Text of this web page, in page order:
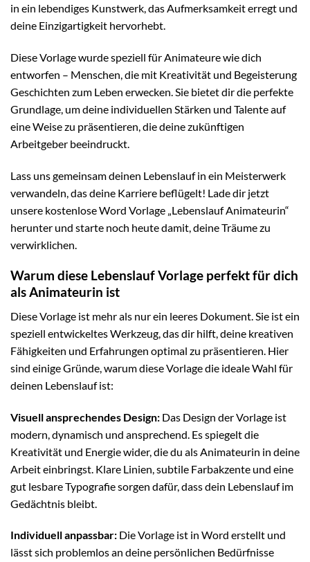
in ein lebendiges Kunstwerk, das Aufmerksamkeit erregt und
deine Einzigartigkeit hervorhebt.
Diese Vorlage wurde speziell für Animateure wie dich
entworfen – Menschen, die mit Kreativität und Begeisterung
Geschichten zum Leben erwecken. Sie bietet dir die perfekte
Grundlage, um deine individuellen Stärken und Talente auf
eine Weise zu präsentieren, die deine zukünftigen
Arbeitgeber beeindruckt.
Lass uns gemeinsam deinen Lebenslauf in ein Meisterwerk
verwandeln, das deine Karriere beflügelt! Lade dir jetzt
unsere kostenlose Word Vorlage „Lebenslauf Animateurin“
herunter und starte noch heute damit, deine Träume zu
verwirklichen.
Warum diese Lebenslauf Vorlage perfekt für dich
als Animateurin ist
Diese Vorlage ist mehr als nur ein leeres Dokument. Sie ist ein
speziell entwickeltes Werkzeug, das dir hilft, deine kreativen
Fähigkeiten und Erfahrungen optimal zu präsentieren. Hier
sind einige Gründe, warum diese Vorlage die ideale Wahl für
deinen Lebenslauf ist:
Visuell ansprechendes Design: Das Design der Vorlage ist
modern, dynamisch und ansprechend. Es spiegelt die
Kreativität und Energie wider, die du als Animateurin in deine
Arbeit einbringst. Klare Linien, subtile Farbakzente und eine
gut lesbare Typografie sorgen dafür, dass dein Lebenslauf im
Gedächtnis bleibt.
Individuell anpassbar: Die Vorlage ist in Word erstellt und
lässt sich problemlos an deine persönlichen Bedürfnisse